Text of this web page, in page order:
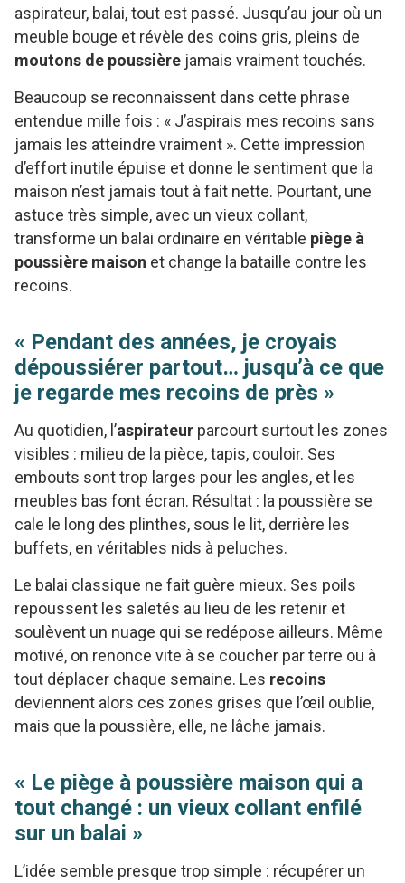
aspirateur, balai, tout est passé. Jusqu’au jour où un
meuble bouge et révèle des coins gris, pleins de
moutons de poussière jamais vraiment touchés.
Beaucoup se reconnaissent dans cette phrase
entendue mille fois : « J’aspirais mes recoins sans
jamais les atteindre vraiment ». Cette impression
d’effort inutile épuise et donne le sentiment que la
maison n’est jamais tout à fait nette. Pourtant, une
astuce très simple, avec un vieux collant,
transforme un balai ordinaire en véritable piège à
poussière maison et change la bataille contre les
recoins.
« Pendant des années, je croyais
dépoussiérer partout… jusqu’à ce que
je regarde mes recoins de près »
Au quotidien, l’aspirateur parcourt surtout les zones
visibles : milieu de la pièce, tapis, couloir. Ses
embouts sont trop larges pour les angles, et les
meubles bas font écran. Résultat : la poussière se
cale le long des plinthes, sous le lit, derrière les
buffets, en véritables nids à peluches.
Le balai classique ne fait guère mieux. Ses poils
repoussent les saletés au lieu de les retenir et
soulèvent un nuage qui se redépose ailleurs. Même
motivé, on renonce vite à se coucher par terre ou à
tout déplacer chaque semaine. Les recoins
deviennent alors ces zones grises que l’œil oublie,
mais que la poussière, elle, ne lâche jamais.
« Le piège à poussière maison qui a
tout changé : un vieux collant enfilé
sur un balai »
L’idée semble presque trop simple : récupérer un